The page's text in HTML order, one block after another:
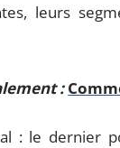
leurs
:
: le dernier